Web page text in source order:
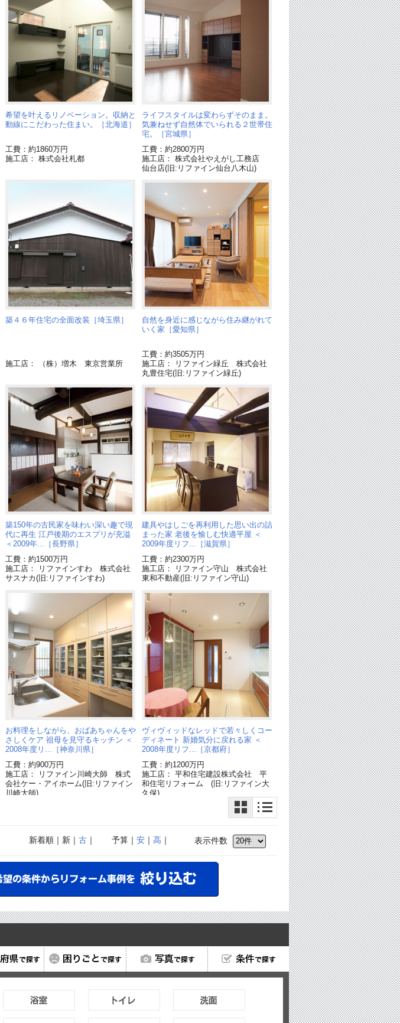
希望を叶えるリノベーション。収納と
動線にこだわった住まい。［北海道］
工費：約1860万円
施工店： 株式会社札都
ライフスタイルは変わらずそのまま。
気兼ねせず自然体でいられる２世帯住
宅。［宮城県］
工費：約2800万円
施工店： 株式会社やえがし工務店
仙台店(旧:リファイン仙台八木山)
築４６年住宅の全面改装［埼玉県］
施工店： （株）増木 東京営業所
自然を身近に感じながら住み継がれて
いく家［愛知県］
工費：約3505万円
施工店： リファイン緑丘 株式会社
丸豊住宅(旧:リファイン緑丘)
築150年の古民家を味わい深い趣で現
代に再生 江戸後期のエスプリが充溢
＜2009年...［長野県］
工費：約1500万円
施工店： リファインすわ 株式会社
サスナカ(旧:リファインすわ)
建具やはしごを再利用した思い出の詰
まった家 老後を愉しむ快適平屋 ＜
2009年度リフ...［滋賀県］
工費：約2300万円
施工店： リファイン守山 株式会社
東和不動産(旧:リファイン守山)
お料理をしながら、おばあちゃんをや
さしくケア 祖母を見守るキッチン ＜
2008年度リ...［神奈川県］
工費：約900万円
施工店： リファイン川崎大師 株式
会社ケー・アイホーム(旧:リファイン
川崎大師)
ヴィヴィッドなレッドで若々しくコー
ディネート 新婚気分に戻れる家 ＜
2008年度リフ...［京都府］
工費：約1200万円
施工店： 平和住宅建設株式会社 平
和住宅リフォーム (旧:リファイン大
久保)
表示件数
予算｜ 安｜ 高 ｜
新着順｜新｜ 古｜